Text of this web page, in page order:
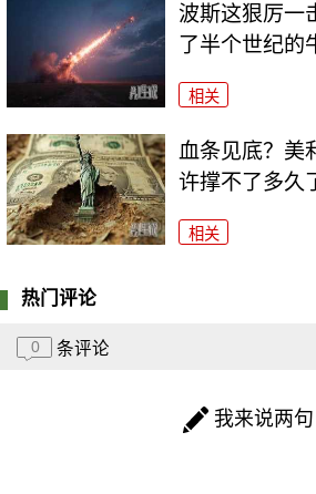
波斯这狠厉一
了半个世纪的
相关
血条见底？美
许撑不了多久
相关
热门评论
0 条评论
我来说两句